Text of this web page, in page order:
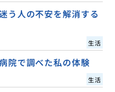
う人の不安を解消する
生活
院で調べた私の体験
生活